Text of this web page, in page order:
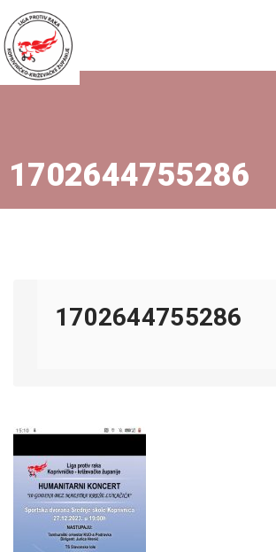
1702644755286
1702644755286